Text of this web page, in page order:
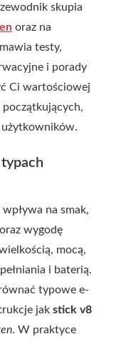
skupia
oraz na
testy,
i porady
Ci wartościowej
użytkowników.
na smak,
wygodę
mocą,
i baterią.
typowe e-
jak stick v8
. W praktyce